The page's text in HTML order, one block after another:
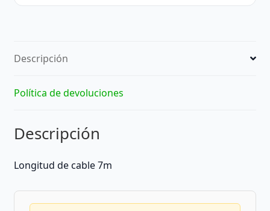
Descripción
Política de devoluciones
Descripción
Longitud de cable 7m